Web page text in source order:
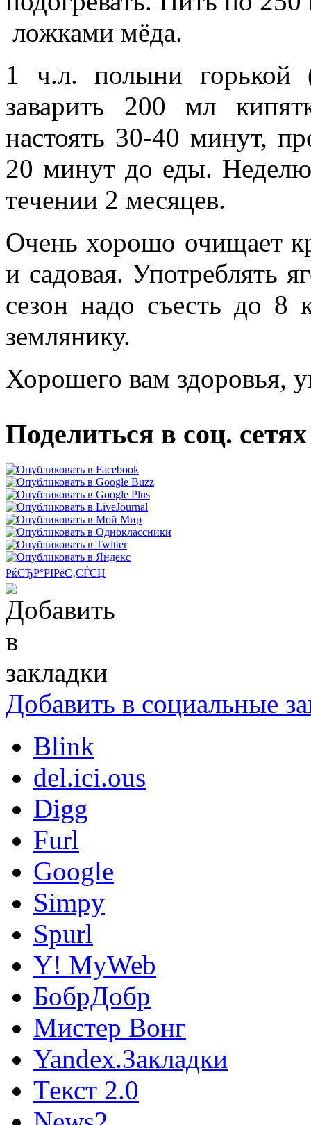
ложками мёда.
1 ч.л. полыни горькой
заварить 200 мл
настоять 30-40 минут,
20 минут до еды.
течении 2 месяцев.
Очень хорошо очищает
и садовая. Употреблять
сезон надо съесть до 8
землянику.
Хорошего вам здоровья,
Поделиться в соц. сетях
РќСЂР°РІРёС‚СЃСЏ
Добавить в социальные
Blink
del.ici.ous
Digg
Furl
Google
Simpy
Spurl
Y! MyWeb
БобрДобр
Мистер Вонг
Yandex.Закладки
Текст 2.0